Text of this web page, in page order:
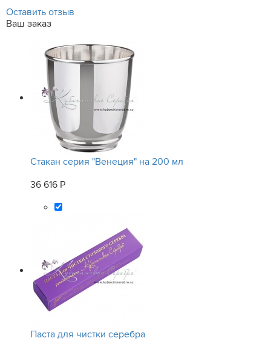
Оставить отзыв
Ваш заказ
Стакан серия "Венеция" на 200 мл
36 616 Р
Паста для чистки серебра